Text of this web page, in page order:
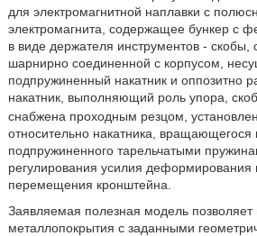
для электромагнитной наплавки с
электромагнита, содержащее бункер с
в виде держателя инструментов -
шарнирно соединенной с корпусом,
подпружиненный накатник и оппозитно
накатник, выполняющий роль упора,
снабжена проходным резцом,
относительно накатника,
подпружиненного тарельчатыми
регулирования усилия деформирования
перемещения кронштейна.
Заявляемая полезная модель позволяет
металлопокрытия с заданными